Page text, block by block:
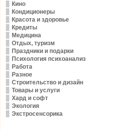
Кино
Кондиционеры
Красота и здоровье
Кредиты
Медицина
Отдых, туризм
Праздники и подарки
Психология психоанализ
Работа
Разное
Строительство и дизайн
Товары и услуги
Хард и софт
Экология
Экстросенсорика